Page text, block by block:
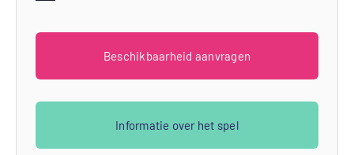
Beschikbaarheid aanvragen
Informatie over het spel